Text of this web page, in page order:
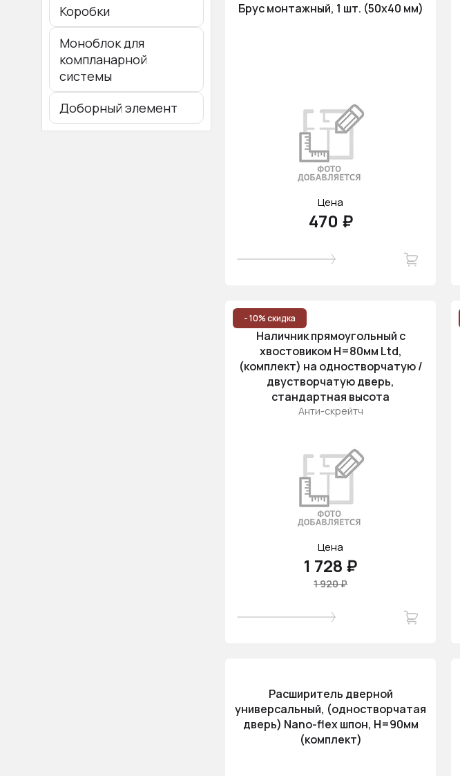
Коробки
Моноблок для
компланарной
системы
Доборный элемент
Брус монтажный, 1 шт. (50x40 мм)
Цена
470 ₽
- 10% скидка
Наличник прямоугольный с
хвостовиком H=80мм Ltd,
(комплект) на одностворчатую /
двустворчатую дверь,
стандартная высота
Анти-скрейтч
Цена
1 728 ₽
1 920 ₽
Расширитель дверной
универсальный, (одностворчатая
дверь) Nano-flex шпон, H=90мм
(комплект)